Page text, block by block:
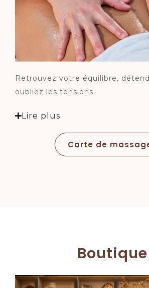
Retrouvez votre équilibre,
oubliez les tensions.
Lire plus
Carte de
Boutique